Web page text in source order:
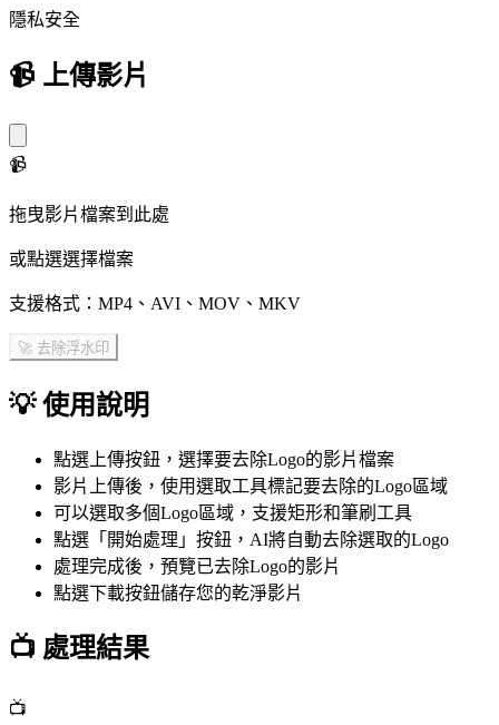
隱私安全
📹 上傳影片
📹
拖曳影片檔案到此處
或點選選擇檔案
支援格式：MP4、AVI、MOV、MKV
🚀 去除浮水印
💡使用說明
點選上傳按鈕，選擇要去除Logo的影片檔案
影片上傳後，使用選取工具標記要去除的Logo區域
可以選取多個Logo區域，支援矩形和筆刷工具
點選「開始處理」按鈕，AI將自動去除選取的Logo
處理完成後，預覽已去除Logo的影片
點選下載按鈕儲存您的乾淨影片
📺 處理結果
📺